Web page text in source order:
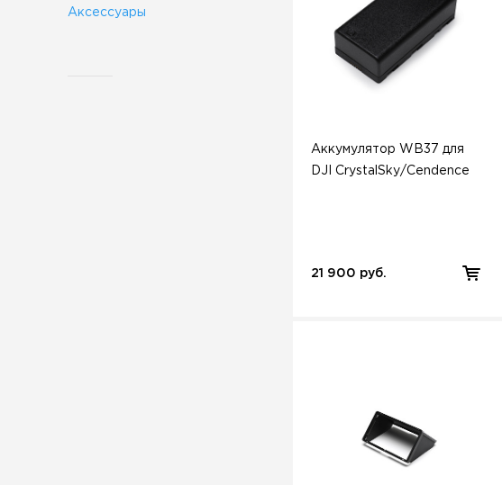
Аксессуары
Аккумулятор WB37 для
DJI CrystalSky/Cendence
21 900 руб.